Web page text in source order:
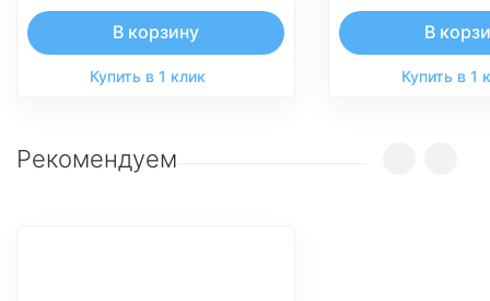
В корзину
Купить в 1 клик
В
Купить в 1
Рекомендуем